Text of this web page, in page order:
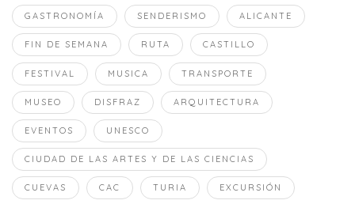
GASTRONOMÍA SENDERISMO ALICANTE
FIN DE SEMANA RUTA CASTILLO
FESTIVAL MUSICA TRANSPORTE
MUSEO DISFRAZ ARQUITECTURA
EVENTOS UNESCO
CIUDAD DE LAS ARTES Y DE LAS CIENCIAS
CUEVAS CAC TURIA EXCURSIÓN